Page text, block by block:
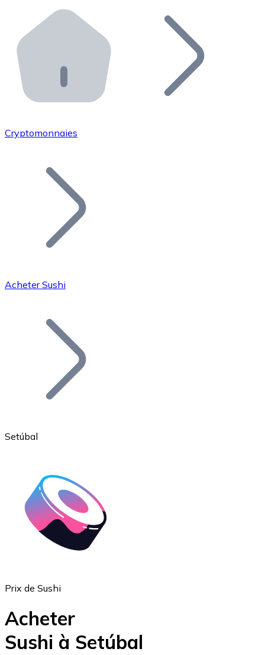
Distributeurs automatiques Bitnovo
Intégrez un ATM Bitnovo dans votre entreprise et
API Bitnovo
Intégrez notre API dans votre écosystème.
Rejoignez notre réseau de distributeurs et
Ajoutez le token de votre projet à notre service
Bitcoin
Ethereum
ETH
Cryptomonnaies
Acheter Sushi
Setúbal
Prix de Sushi
Acheter
Sushi à Setúbal